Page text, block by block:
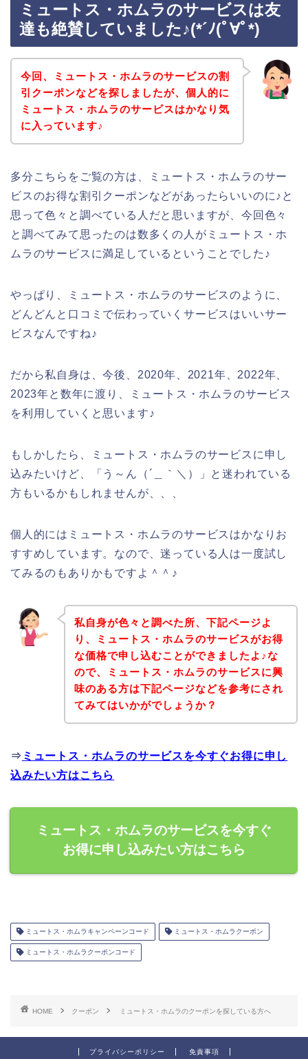
ミュートス・ホムラのサービスは友
達も絶賛していました♪(*´ﾉ(ﾟ∀ﾟ*)
今回、ミュートス・ホムラのサービスの割
引クーポンなどを探しましたが、個人的に
ミュートス・ホムラのサービスはかなり気
に入っています♪
多分こちらをご覧の方は、ミュートス・ホムラのサー
ビスのお得な割引クーポンなどがあったらいいのに♪と
思って色々と調べている人だと思いますが、今回色々
と調べてみて思ったのは数多くの人がミュートス・ホ
ムラのサービスに満足しているということでした♪
やっぱり、ミュートス・ホムラのサービスのように、
どんどんと口コミで伝わっていくサービスはいいサー
ビスなんですね♪
だから私自身は、今後、2020年、2021年、2022年、
2023年と数年に渡り、ミュートス・ホムラのサービス
を利用していくと思います♪
もしかしたら、ミュートス・ホムラのサービスに申し
込みたいけど、「う～ん（´＿｀＼）」と迷われている
方もいるかもしれませんが、、、
個人的にはミュートス・ホムラのサービスはかなりお
すすめしています。なので、迷っている人は一度試し
てみるのもありかもですよ＾＾♪
私自身が色々と調べた所、下記ページよ
り、ミュートス・ホムラのサービスがお得
な価格で申し込むことができましたよ♪な
ので、ミュートス・ホムラのサービスに興
味のある方は下記ページなどを参考にされ
てみてはいかがでしょうか？
⇒ ミュートス・ホムラのサービスを今すぐお得に申し
込みたい方はこちら
ミュートス・ホムラのサービスを今すぐ
お得に申し込みたい方はこちら
ミュートス・ホムラキャンペーンコード ミュートス・ホムラクーポン
ミュートス・ホムラクーポンコード
HOME クーポン ミュートス・ホムラのクーポンを探している方へ
プライバシーポリシー 免責事項